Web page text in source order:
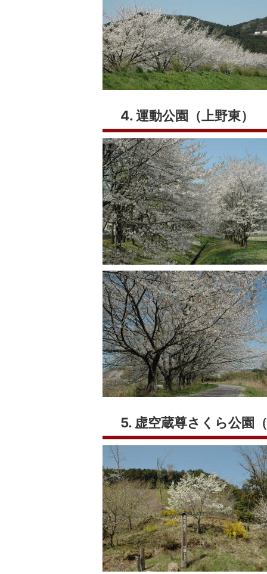
4. 運動公園（上野東）
5. 虚空蔵尊さくら公園